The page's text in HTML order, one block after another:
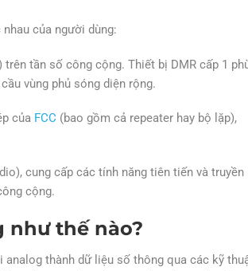
của người dùng:
tần số công cộng. Thiết bị DMR cấp 1
vùng phủ sóng diện rộng.
của FCC (bao gồm cả repeater hay bộ lặp),
cung cấp các tính năng tiên tiến và truyền
cộng.
như thế nào?
thành dữ liệu số thông qua các kỹ